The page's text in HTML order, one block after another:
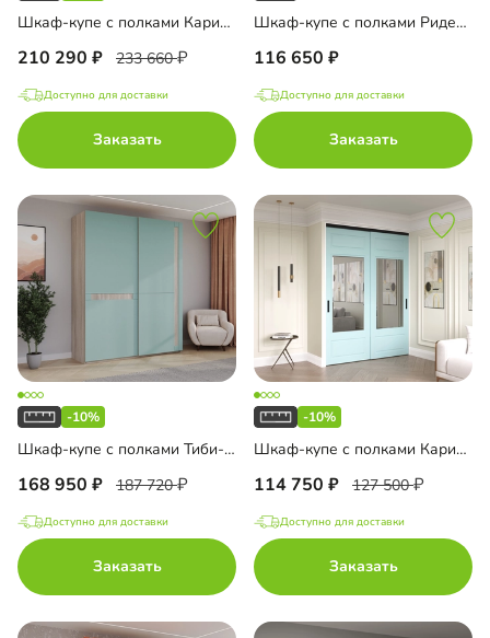
Шкаф-купе с полками Карини-4-1
210 290 233 660
Доступно для доставки
Заказать
Шкаф-купе с полками Риден-3-4
116 650
Доступно для доставки
Заказать
-10%
Шкаф-купе с полками Тиби-2-4
168 950 187 720
Доступно для доставки
Заказать
-10%
Шкаф-купе с полками Карини-2-3
114 750 127 500
Доступно для доставки
Заказать